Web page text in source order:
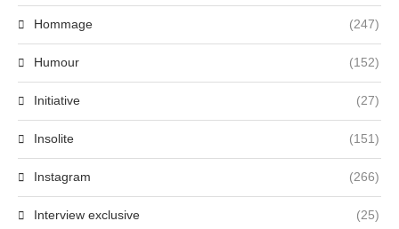
Hommage (247)
Humour (152)
Initiative (27)
Insolite (151)
Instagram (266)
Interview exclusive (25)